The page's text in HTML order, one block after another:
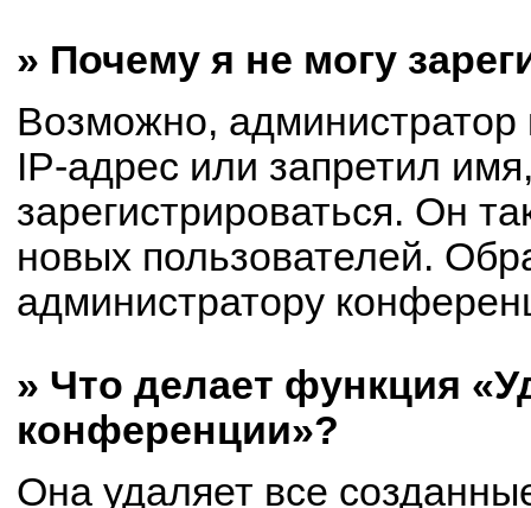
» Почему я не могу
Возможно,
IP-адрес или запретил
зарегистрироваться. Он
новых пользователей.
администратору
» Что делает функция
конференции»?
Она удаляет все